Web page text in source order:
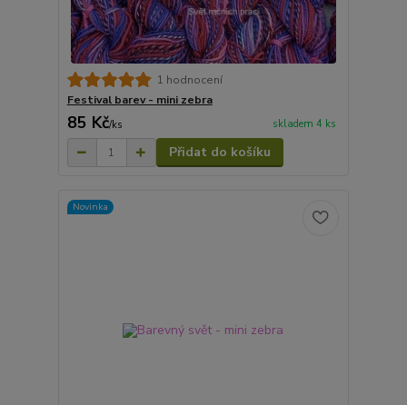
1 hodnocení
Festival barev - mini zebra
85 Kč/ks skladem 4 ks
Přidat do košíku
Novinka